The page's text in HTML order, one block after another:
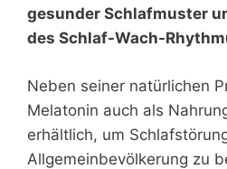
gesunder Schlafmuster
des Schlaf-Wach-
Neben seiner natürlichen
Melatonin auch als
erhältlich, um
Allgemeinbevölkerung zu